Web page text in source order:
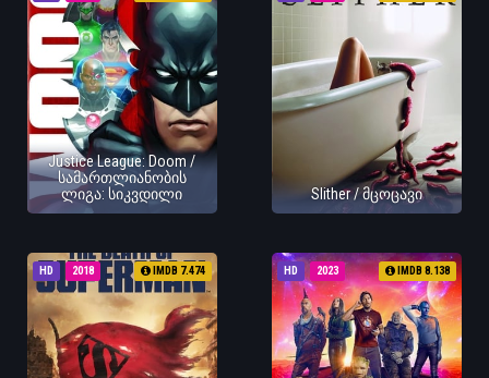
Justice League: Doom /
სამართლიანობის
ლიგა: სიკვდილი
Slither / მცოცავი
HD 2018 IMDB 7.474 HD 2023 IMDB 8.138